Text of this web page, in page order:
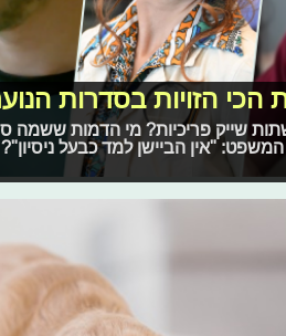
הכי הזויות בסדרות
שייק פריכיות? מי הדמות ששמה
"אין הביישן למד כבעל